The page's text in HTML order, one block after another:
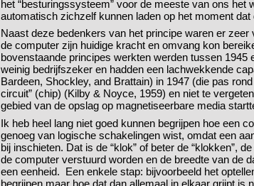
het “besturingssysteem” voor de meeste van ons het
automatisch zichzelf kunnen laden op het moment
Naast deze bedenkers van het principe waren er
de computer zijn huidige kracht en omvang kon
bovenstaande principes werkten werden tussen 1945
weinig bedrijfszeker en hadden een lachwekkende
Bardeen, Shockley, and Brattain) in 1947 (die pas
circuit” (chip) (Kilby & Noyce, 1959) en niet te
gebied van de opslag op magnetiseerbare media
Ik heb heel lang niet goed kunnen begrijpen hoe een
genoeg van logische schakelingen wist, omdat een
bij inschieten. Dat is de “klok” of beter de “klokken”,
de computer verstuurd worden en de breedte van de
een eenheid. Een enkele stap: bijvoorbeeld het
begrijpen maar hoe dat dan allemaal in elkaar grijpt is